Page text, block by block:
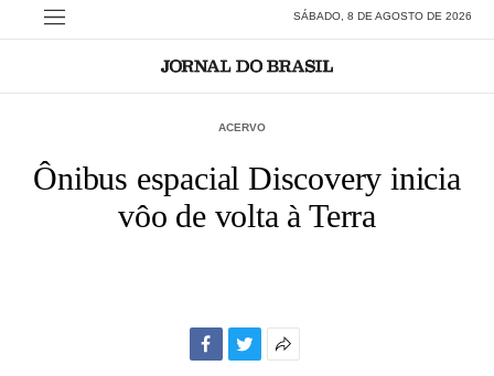
SÁBADO, 8 DE AGOSTO DE 2026
ACERVO
Ônibus espacial Discovery inicia
vôo de volta à Terra